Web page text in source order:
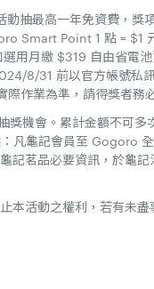
抽最高一年免資費，
Smart Point 1 點 = $1
用月繳 $319 自由省電
8/31 前以官方帳號私
作業為準，請得獎者務
機會。累計金額不可多
凡龜記會員至 Gogoro
記茗品必要資訊，於
活動之權利，若有未盡